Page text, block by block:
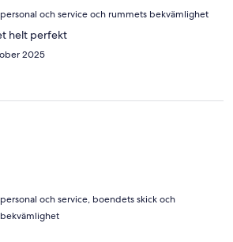
och service och rummets bekvämlighet
helt perfekt
2025
och service, boendets skick och